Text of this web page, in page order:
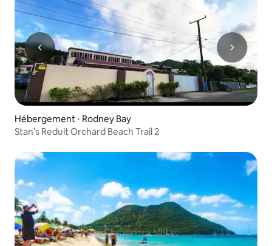
Hébergement ⋅ Rodney Bay
Stan’s Reduit Orchard Beach Trail 2